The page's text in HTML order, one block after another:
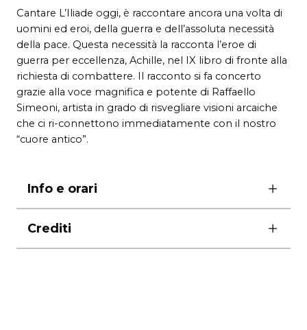
Cantare L’Iliade oggi, è raccontare ancora una volta di
uomini ed eroi, della guerra e dell’assoluta necessità
della pace. Questa necessità la racconta l’eroe di
guerra per eccellenza, Achille, nel IX libro di fronte alla
richiesta di combattere. Il racconto si fa concerto
grazie alla voce magnifica e potente di Raffaello
Simeoni, artista in grado di risvegliare visioni arcaiche
che ci ri-connettono immediatamente con il nostro
“cuore antico”.
Info e orari
ore 19.00
Crediti